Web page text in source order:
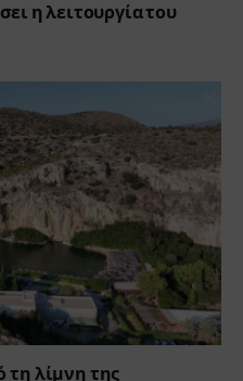
η λειτουργία του
λίμνη της